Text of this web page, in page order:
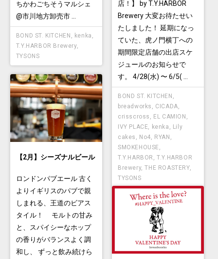
ちかわごちそうマルシェ
@市川地方卸売市 ...
BOND ST. KITCHEN , kenka ,
T.Y.HARBOR Brewery,
TYSONS
店！】 by T.Y.HARBOR
Brewery 大変お待たせい
たしました！ 延期になっ
ていた、虎ノ門横丁への
期間限定店舗の出店スケ
ジュールのお知らせで
す。 4/28(水) 〜 6/5( ...
BOND ST. KITCHEN ,
breadworks , CICADA,
crisscross , EL CAMION ,
IVY PLACE, kenka , Lily
cakes , No4, RYAN ,
SMOKEHOUSE ,
T.Y.HARBOR ,T.Y.HARBOR
Brewery,THE ROASTERY,
TYSONS
【2月】シーズナルビール
ロンドンパブエール 古く
よりイギリスのパブで親
しまれる、王道のビアス
タイル！ モルトの甘み
と、スパイシーなホップ
の香りがバランスよく調
和し、 ずっと飲み続けら